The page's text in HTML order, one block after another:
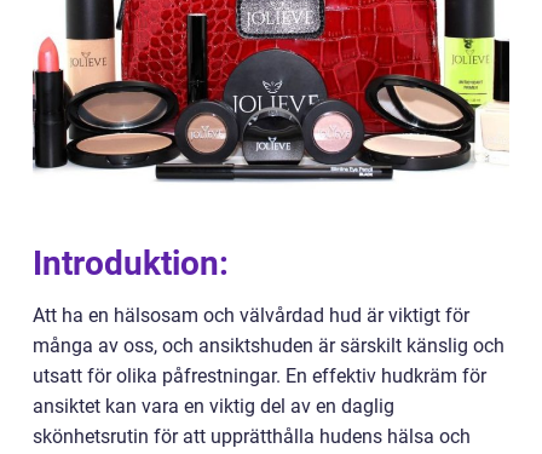
Introduktion:
Att ha en hälsosam och välvårdad hud är viktigt för
många av oss, och ansiktshuden är särskilt känslig och
utsatt för olika påfrestningar. En effektiv hudkräm för
ansiktet kan vara en viktig del av en daglig
skönhetsrutin för att upprätthålla hudens hälsa och